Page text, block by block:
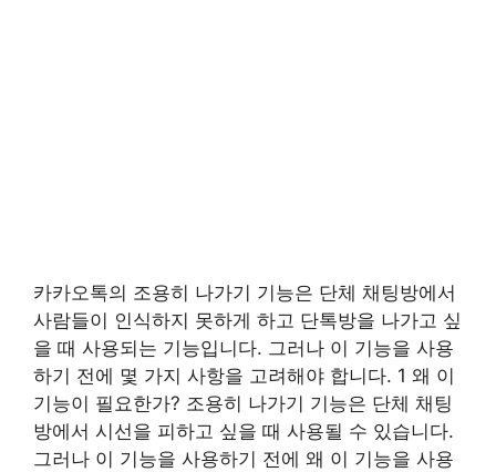
카카오톡의 조용히 나가기 기능은 단체 채팅방에서
사람들이 인식하지 못하게 하고 단톡방을 나가고 싶
을 때 사용되는 기능입니다. 그러나 이 기능을 사용
하기 전에 몇 가지 사항을 고려해야 합니다. 1 왜 이
기능이 필요한가? 조용히 나가기 기능은 단체 채팅
방에서 시선을 피하고 싶을 때 사용될 수 있습니다.
그러나 이 기능을 사용하기 전에 왜 이 기능을 사용